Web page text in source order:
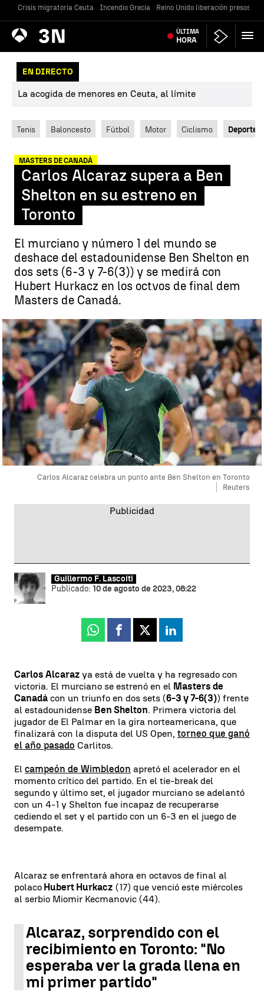
Crisis migratoria Ceuta Incendio Grecia Reino Unido liberación presos
Antena
3 Noticias ÚLTIMA
HORA
EN DIRECTO
La acogida de menores en Ceuta, al límite
Tenis Baloncesto Fútbol Motor Ciclismo Deportes
MASTERS DE CANADÁ
Carlos Alcaraz supera a Ben
Shelton en su estreno en
Toronto
El murciano y número 1 del mundo se
deshace del estadounidense Ben Shelton en
dos sets (6-3 y 7-6(3)) y se medirá con
Hubert Hurkacz en los octvos de final dem
Masters de Canadá.
Carlos Alcaraz celebra un punto ante Ben Shelton en Toronto
Reuters
Guillermo F. Lascoiti
Publicado: 10 de agosto de 2023, 08:22
Whatsapp
Facebook
X Linkedin
Carlos Alcaraz ya está de vuelta y ha regresado con
victoria. El murciano se estrenó en el Masters de
Canadá con un triunfo en dos sets (6-3 y 7-6(3)) frente
al estadounidense Ben Shelton. Primera victoria del
jugador de El Palmar en la gira norteamericana, que
finalizará con la disputa del US Open, torneo que ganó
el año pasado Carlitos.
El campeón de Wimbledon apretó el acelerador en el
momento crítico del partido. En el tie-break del
segundo y último set, el jugador murciano se adelantó
con un 4-1 y Shelton fue incapaz de recuperarse
cediendo el set y el partido con un 6-3 en el juego de
desempate.
Alcaraz se enfrentará ahora en octavos de final al
polaco Hubert Hurkacz (17) que venció este miércoles
al serbio Miomir Kecmanovic (44).
Alcaraz, sorprendido con el
recibimiento en Toronto: "No
esperaba ver la grada llena en
mi primer partido"